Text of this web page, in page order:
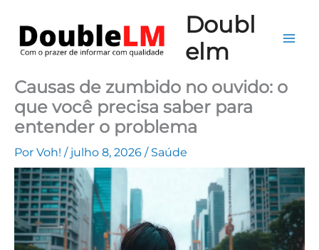
para
Doubl
elm
Causas de zumbido no ouvido: o
que você precisa saber para
entender o problema
Por Voh! / julho 8, 2026 / Saúde